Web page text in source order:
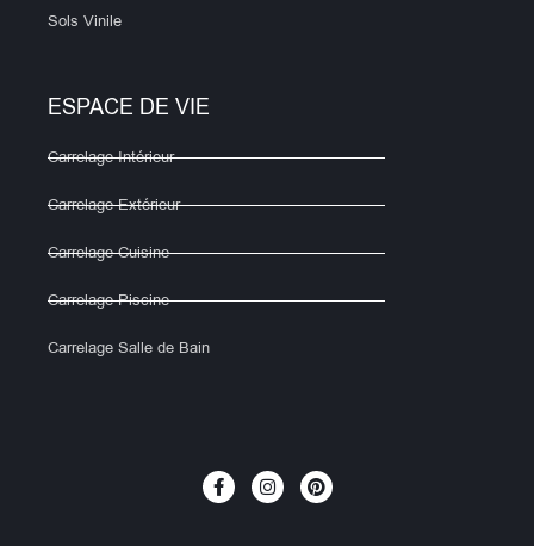
Sols Vinile
ESPACE DE VIE
Carrelage Intérieur
Carrelage Extérieur
Carrelage Cuisine
Carrelage Piscine
Carrelage Salle de Bain